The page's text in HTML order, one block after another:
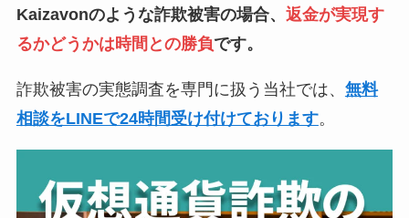
Kaizavonのような詐欺被害の場合、 返金が実現す
るかどうかは時間との勝負です。
詐欺被害の実態調査を専門に扱う当社では、 無料
相談をLINEで24時間受け付けております。